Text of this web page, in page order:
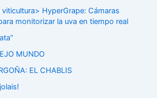
HyperGrape: Cámaras
monitorizar la uva en tiempo real
MUNDO
EL CHABLIS